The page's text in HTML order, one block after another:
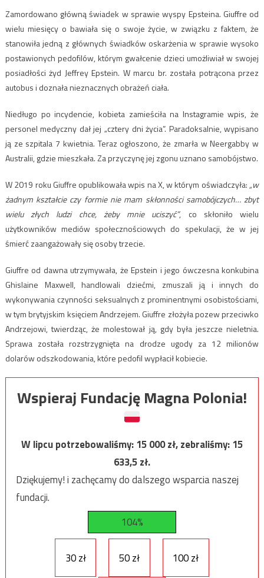
Zamordowano główną świadek w sprawie wyspy Epsteina. Giuffre od
wielu miesięcy o bawiała się o swoje życie, w związku z faktem, że
stanowiła jedną z głównych świadków oskarżenia w sprawie wysoko
postawionych pedofilów, którym gwałcenie dzieci umożliwiał w swojej
posiadłości żyd Jeffrey Epstein. W marcu br. została potrącona przez
autobus i doznała nieznacznych obrażeń ciała.
Niedługo po incydencie, kobieta zamieściła na Instagramie wpis, że
personel medyczny dał jej „cztery dni życia”. Paradoksalnie, wypisano
ją ze szpitala 7 kwietnia. Teraz ogłoszono, że zmarła w Neergabby w
Australii, gdzie mieszkała. Za przyczynę jej zgonu uznano samobójstwo.
W 2019 roku Giuffre opublikowała wpis na X, w którym oświadczyła: „w
żadnym kształcie czy formie nie mam skłonności samobójczych… zbyt
wielu złych ludzi chce, żeby mnie uciszyć”, co skłoniło wielu
użytkowników mediów społecznościowych do spekulacji, że w jej
śmierć zaangażowały się osoby trzecie.
Giuffre od dawna utrzymywała, że Epstein i jego ówczesna konkubina
Ghislaine Maxwell, handlowali dziećmi, zmuszali ją i innych do
wykonywania czynności seksualnych z prominentnymi osobistościami,
w tym brytyjskim księciem Andrzejem. Giuffre złożyła pozew przeciwko
Andrzejowi, twierdząc, że molestował ją, gdy była jeszcze nieletnia.
Sprawa została rozstrzygnięta na drodze ugody za 12 milionów
dolarów odszkodowania, które pedofil wypłacił kobiecie.
Wspieraj Fundację Magna Polonia!
W lipcu potrzebowaliśmy:15 000zł, zebraliśmy:15
633,5zł.
Dziękujemy! i zachęcamy do dalszego wsparcia naszej
fundacji.
104%
30 zł 50 zł 100 zł